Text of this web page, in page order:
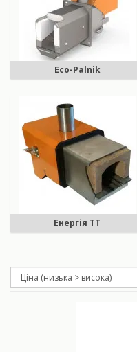
Eco-Palnik
Енергія ТТ